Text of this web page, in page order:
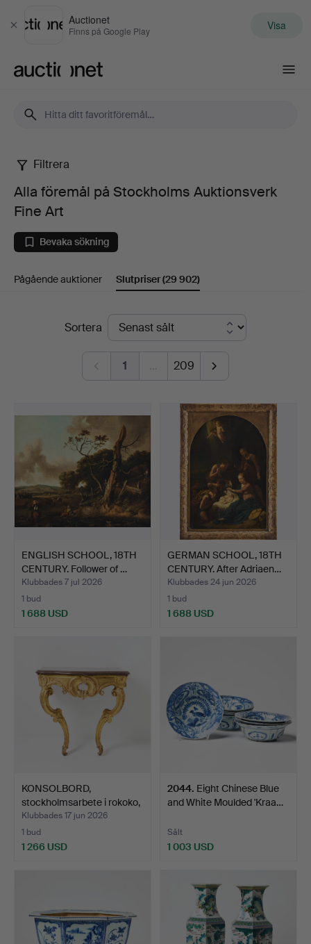
Stäng
Auctionet
Finns på Google Play Visa
Alla
föremål
på
Stockholms
Filtrera
Alla föremål på Stockholms Auktionsverk
Fine Art
Bevaka sökning
Pågående auktioner Slutpriser(29 902)
SlutpriserSortera
1 … 209
ENGLISH SCHOOL, 18TH
CENTURY. Follower of …
Klubbades 7 jul 2026
1 bud
1 688 USD
GERMAN SCHOOL, 18TH
CENTURY. After Adriaen…
Klubbades 24 jun 2026
1 bud
1 688 USD
KONSOLBORD,
stockholmsarbete i rokoko,
170…
Klubbades 17 jun 2026
1 bud
1 266 USD
2044. Eight Chinese Blue
and White Moulded 'Kraa…
Sålt
1 003 USD